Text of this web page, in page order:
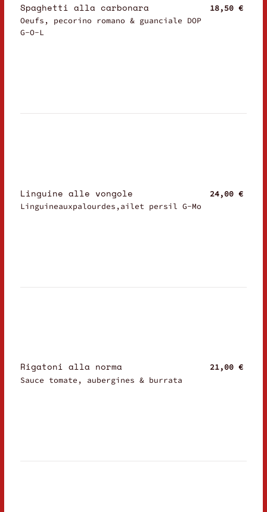
Spaghetti alla carbonara
Oeufs, pecorino romano & guanciale DOP
G-O-L
18,50 €
Linguine alle vongole
Linguineauxpalourdes,ailet persil G-Mo
24,00 €
Rigatoni alla norma
Sauce tomate, aubergines & burrata
21,00 €